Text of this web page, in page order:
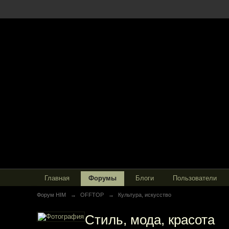
Главная Форумы Блоги Пользователи
Форум HIM → OFFTOP → Культура, искусство
Стиль, мода, красота